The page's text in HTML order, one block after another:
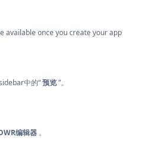
available once you create your app
中的“预览”。
编辑器 。